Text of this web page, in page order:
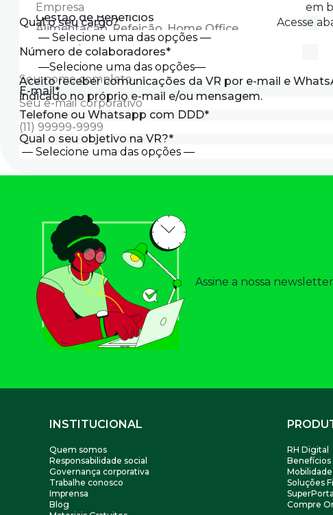
Gestão de Benefícios
Alimentação, Refeição, Home Office,
Premiação e muito mais.
Nome e Sobrenome *
E-mail*
Telefone ou Whatsapp com DDD*
Qual o seu objetivo na VR?*
Qual o seu cargo?
Número de colaboradores*
Aceito receber comunicações da VR por e-mail e
indicado no próprio e-mail e/ou mensagem.
em
Acesse
Assine a nossa newsletter
Footer
INSTITUCIONAL
Quem somos
Responsabilidade social
Governança corporativa
Trabalhe conosco
Imprensa
Blog
RH Digital
Benefícios
Mobilidade
Soluções
Compre